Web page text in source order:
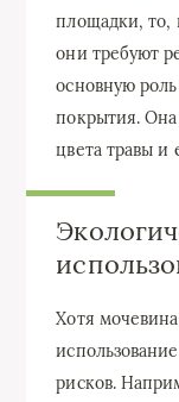
площадки, то,
они требуют
основную
покрытия. Она
цвета травы и
Хотя
рисков.